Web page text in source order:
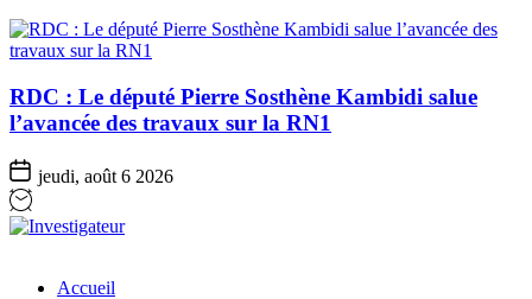
RDC : Le député Pierre Sosthène Kambidi salue
l’avancée des travaux sur la RN1
jeudi, août 6 2026
Accueil